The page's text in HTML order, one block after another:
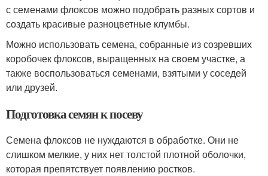
с семенами флоксов можно подобрать разных сортов и
создать красивые разноцветные клумбы.
Можно использовать семена, собранные из созревших
коробочек флоксов, выращенных на своем участке, а
также воспользоваться семенами, взятыми у соседей
или друзей.
Подготовка семян к посеву
Семена флоксов не нуждаются в обработке. Они не
слишком мелкие, у них нет толстой плотной оболочки,
которая препятствует появлению ростков.